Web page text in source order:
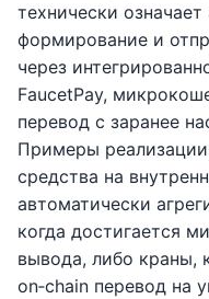
технически
формирование и
через
FaucetPay,
перевод с заранее
Примеры
средства на
автоматически
когда достигается
вывода, либо краны,
on‑chain перевод на